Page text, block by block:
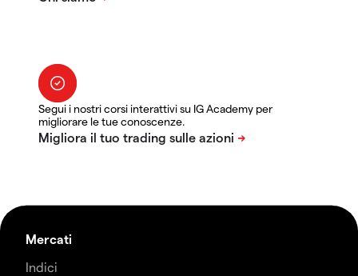
Segui i nostri corsi interattivi su IG Academy per
migliorare le tue conoscenze.
Mercati
Indici